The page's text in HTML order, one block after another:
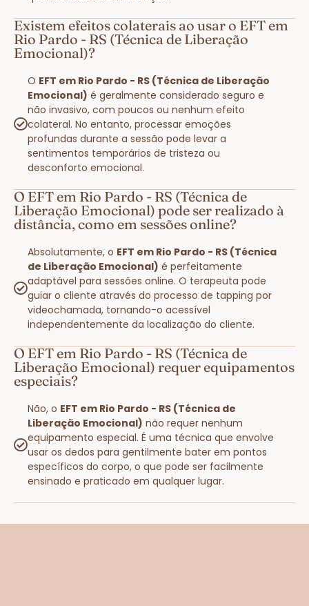
Existem efeitos colaterais ao usar o EFT em
Rio Pardo - RS (Técnica de Liberação
Emocional)?
O EFT em Rio Pardo - RS (Técnica de Liberação
Emocional) é geralmente considerado seguro e
não invasivo, com poucos ou nenhum efeito
colateral. No entanto, processar emoções
profundas durante a sessão pode levar a
sentimentos temporários de tristeza ou
desconforto emocional.
O EFT em Rio Pardo - RS (Técnica de
Liberação Emocional) pode ser realizado à
distância, como em sessões online?
Absolutamente, o EFT em Rio Pardo - RS (Técnica
de Liberação Emocional) é perfeitamente
adaptável para sessões online. O terapeuta pode
guiar o cliente através do processo de tapping por
videochamada, tornando-o acessível
independentemente da localização do cliente.
O EFT em Rio Pardo - RS (Técnica de
Liberação Emocional) requer equipamentos
especiais?
Não, o EFT em Rio Pardo - RS (Técnica de
Liberação Emocional) não requer nenhum
equipamento especial. É uma técnica que envolve
usar os dedos para gentilmente bater em pontos
específicos do corpo, o que pode ser facilmente
ensinado e praticado em qualquer lugar.